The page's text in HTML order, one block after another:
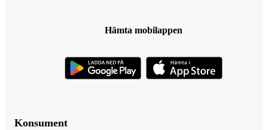
Konsument
Hämta mobilappen